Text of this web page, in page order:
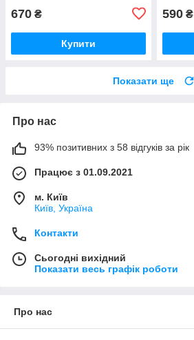
670 ₴
Купити
590 ₴
Показати ще
Про нас
93% позитивних з 58 відгуків за рік
Працює з 01.09.2021
м. Київ
Київ, Україна
Контакти
Сьогодні вихідний
Показати весь графік роботи
Про нас